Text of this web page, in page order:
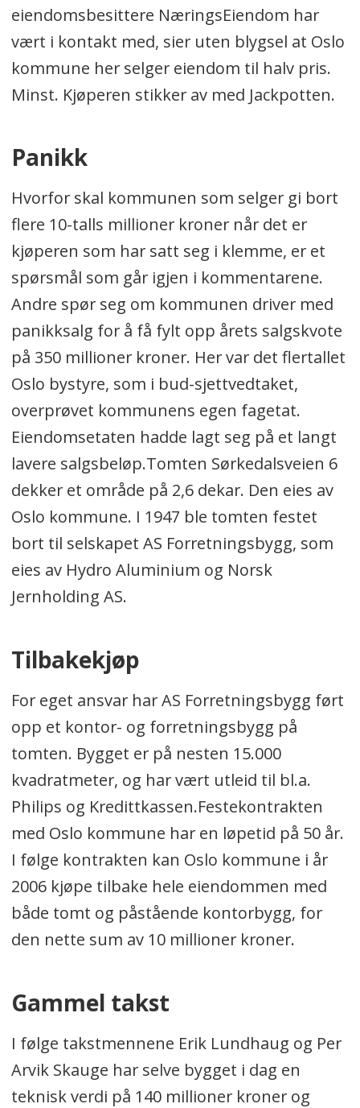
eiendomsbesittere NæringsEiendom har
vært i kontakt med, sier uten blygsel at Oslo
kommune her selger eiendom til halv pris.
Minst. Kjøperen stikker av med Jackpotten.
Panikk
Hvorfor skal kommunen som selger gi bort
flere 10-talls millioner kroner når det er
kjøperen som har satt seg i klemme, er et
spørsmål som går igjen i kommentarene.
Andre spør seg om kommunen driver med
panikksalg for å få fylt opp årets salgskvote
på 350 millioner kroner. Her var det flertallet
Oslo bystyre, som i bud-sjettvedtaket,
overprøvet kommunens egen fagetat.
Eiendomsetaten hadde lagt seg på et langt
lavere salgsbeløp.Tomten Sørkedalsveien 6
dekker et område på 2,6 dekar. Den eies av
Oslo kommune. I 1947 ble tomten festet
bort til selskapet AS Forretningsbygg, som
eies av Hydro Aluminium og Norsk
Jernholding AS.
Tilbakekjøp
For eget ansvar har AS Forretningsbygg ført
opp et kontor- og forretningsbygg på
tomten. Bygget er på nesten 15.000
kvadratmeter, og har vært utleid til bl.a.
Philips og Kredittkassen.Festekontrakten
med Oslo kommune har en løpetid på 50 år.
I følge kontrakten kan Oslo kommune i år
2006 kjøpe tilbake hele eiendommen med
både tomt og påstående kontorbygg, for
den nette sum av 10 millioner kroner.
Gammel takst
I følge takstmennene Erik Lundhaug og Per
Arvik Skauge har selve bygget i dag en
teknisk verdi på 140 millioner kroner og